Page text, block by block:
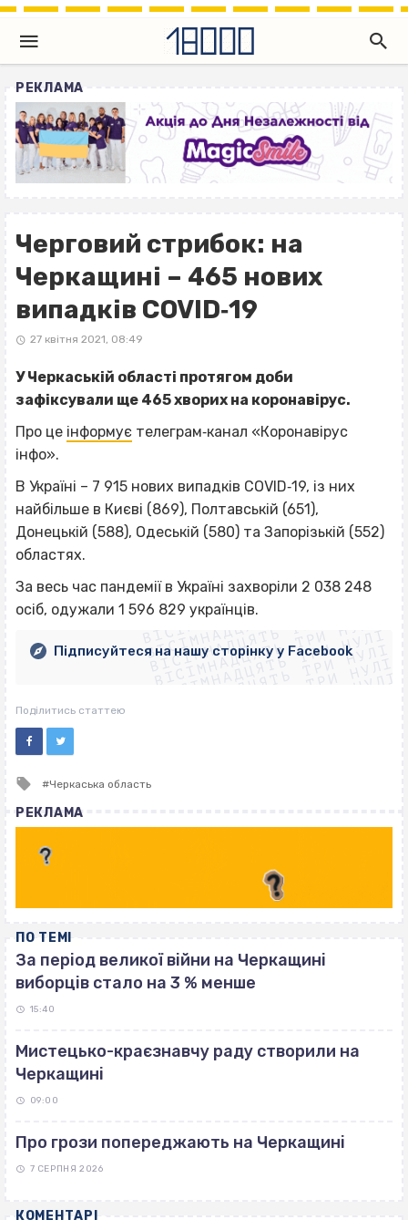
РЕКЛАМА
Черговий стрибок: на
Черкащині – 465 нових
випадків COVID‐19
27 квітня 2021, 08:49
У Черкаській області протягом доби
зафіксували ще 465 хворих на коронавірус.
Про це інформує телеграм‐канал «Коронавірус
інфо».
В Україні – 7 915 нових випадків COVID‐19, із них
найбільше в Києві (869), Полтавській (651),
Донецькій (588), Одеській (580) та Запорізькій (552)
областях.
За весь час пандемії в Україні захворіли 2 038 248
осіб, одужали 1 596 829 українців.ВІСІМНАДЦЯТЬ ТРИ НУЛІ
ВІСІМНАДЦЯТЬ ТРИ НУЛІ
ВІСІМНАДЦЯТЬ ТРИ НУЛІ
ВІСІМНАДЦЯТЬ ТРИ НУЛІ
ВІСІМНАДЦЯТЬ ТРИ НУЛІ
ВІСІМНАДЦЯТЬ ТРИ НУЛІ
ВІСІМНАДЦЯТЬ ТРИ НУЛІ
ВІСІМНАДЦЯТЬ ТРИ НУЛІ
Підписуйтеся на нашу сторінку у Facebook
Поділитись статтею
Tagged
Черкаська область
РЕКЛАМА
ПО ТЕМІ
За період великої війни на Черкащині
виборців стало на 3 % менше
15:40
Мистецько-краєзнавчу раду створили на
Черкащині
09:00
Про грози попереджають на Черкащині
7 СЕРПНЯ 2026
КОМЕНТАРІ